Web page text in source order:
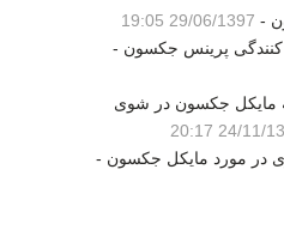
-
29/06/1397 19:05
کنندگی پرینس جکسون -
مایکل جکسون در شوی
24/11/1394
در مورد مایکل جکسون -